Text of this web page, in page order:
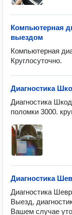
Компьютерная
выездом
Компьютерная
Диагностика
Диагностика
Диагностика
Диагностика
Выезд,
Вашем случае